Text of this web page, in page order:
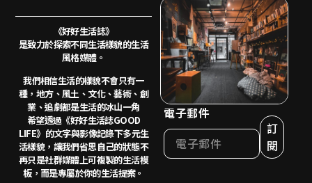
《好好生活誌》
是致力於探索不同生活樣貌的生活
風格媒體。
我們相信生活的樣貌不會只有一
種，地方、風土、 文化、藝術、創
業、追劇都是生活的冰山一角
希望透過《好好生活誌GOOD
LIFE》的文字與影像記錄下多元生
活樣貌，讓我們省思自己的狀態不
再只是社群媒體上可複製的生活模
板，而是專屬於你的生活提案。
電子郵件
訂
閱